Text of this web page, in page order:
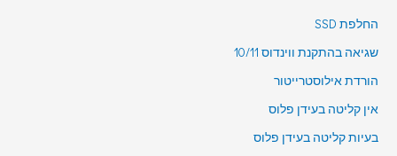
החלפת SSD
שגיאה בהתקנת ווינדוס 10/11
הורדת אילוסטרייטור
אין קליטה בעידן פלוס
בעיות קליטה בעידן פלוס